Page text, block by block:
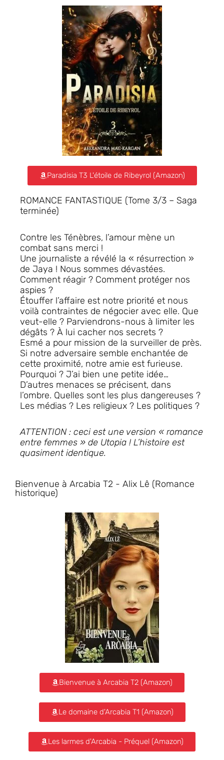
Paradisia T3 L'étoile de Ribeyrol (Amazon)
ROMANCE FANTASTIQUE (Tome 3/3 – Saga
terminée)
Contre les Ténèbres, l’amour mène un
combat sans merci !
Une journaliste a révélé la « résurrection »
de Jaya ! Nous sommes dévastées.
Comment réagir ? Comment protéger nos
aspies ?
Étouffer l’affaire est notre priorité et nous
voilà contraintes de négocier avec elle. Que
veut-elle ? Parviendrons-nous à limiter les
dégâts ? À lui cacher nos secrets ?
Esmé a pour mission de la surveiller de près.
Si notre adversaire semble enchantée de
cette proximité, notre amie est furieuse.
Pourquoi ? J’ai bien une petite idée…
D’autres menaces se précisent, dans
l’ombre. Quelles sont les plus dangereuses ?
Les médias ? Les religieux ? Les politiques ?
ATTENTION : ceci est une version « romance
entre femmes » de Utopia ! L’histoire est
quasiment identique.
Bienvenue à Arcabia T2 - Alix Lê (Romance
historique)
Bienvenue à Arcabia T2 (Amazon)
Le domaine d'Arcabia T1 (Amazon)
Les larmes d'Arcabia - Préquel (Amazon)